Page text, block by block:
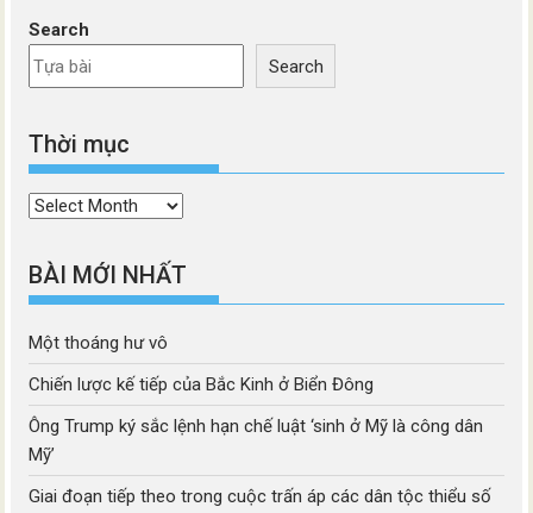
Search
Search
Thời mục
Thời
BÀI MỚI NHẤT
Một thoáng hư vô
Chiến lược kế tiếp của Bắc Kinh ở Biển Đông
Ông Trump ký sắc lệnh hạn chế luật ‘sinh ở Mỹ là công dân
Mỹ’
Giai đoạn tiếp theo trong cuộc trấn áp các dân tộc thiểu số